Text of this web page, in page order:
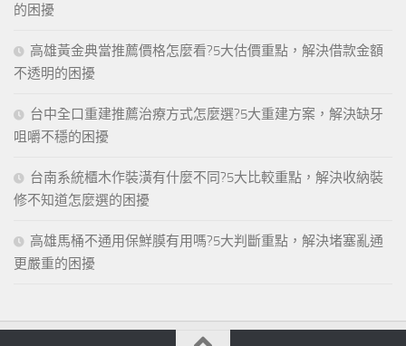
的困擾
高雄黃金典當推薦價格怎麼看?5大估價重點，解決借款金額
不透明的困擾
台中全口重建推薦治療方式怎麼選?5大重建方案，解決缺牙
咀嚼不穩的困擾
台南系統櫃木作裝潢有什麼不同?5大比較重點，解決收納裝
修不知道怎麼選的困擾
高雄馬桶不通用保鮮膜有用嗎?5大判斷重點，解決堵塞亂通
更嚴重的困擾